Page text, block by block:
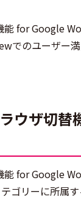
for Google
でのユーザー
ウザ切
for Google
ゴリーに所属